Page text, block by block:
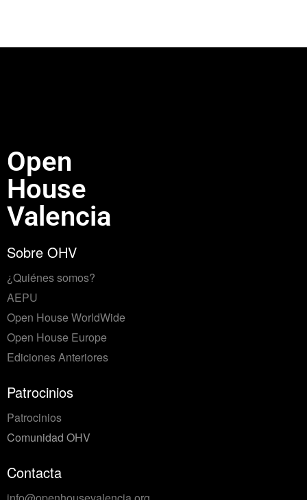
Open
House
Valencia
Sobre OHV
¿Quiénes somos?
AEPU
Open House WorldWide
Open House Europe
Ediciones Anteriores
Patrocinios
Patrocinios
Comunidad OHV
Contacta